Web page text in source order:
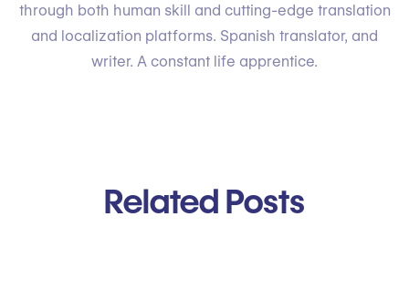
through both human skill and cutting-edge translation
and localization platforms. Spanish translator, and
writer. A constant life apprentice.
Related Posts